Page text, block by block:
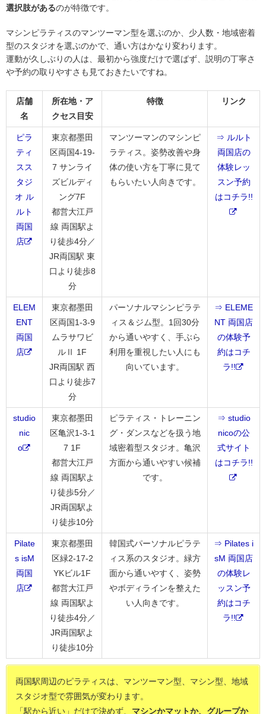
選択肢があるのが特徴です。
マシンピラティスのマンツーマン型を選ぶのか、少人数・地域密着
型のスタジオを選ぶのかで、通い方はかなり変わります。
運動が久しぶりの人は、最初から強度だけで選ばず、説明の丁寧さ
や予約の取りやすさも見ておきたいですね。
店舗
名
所在地・ア
クセス目安
特徴 リンク
ピラ
ティ
スス
タジ
オ ル
ルト
両国
店
東京都墨田
区両国4-19-
7 サンライ
ズビルディ
ング7F
都営大江戸
線 両国駅よ
り徒歩4分／
JR両国駅 東
口より徒歩8
分
マンツーマンのマシンピ
ラティス。姿勢改善や身
体の使い方を丁寧に見て
もらいたい人向きです。
⇒ ルルト
両国店の
体験レッ
スン予約
はコチラ!!
ELEM
ENT
両国
店
東京都墨田
区両国1-3-9
ムラサワビ
ルⅡ 1F
JR両国駅 西
口より徒歩7
分
パーソナルマシンピラテ
ィス＆ジム型。1回30分
から通いやすく、手ぶら
利用を重視したい人にも
向いています。
⇒ ELEME
NT 両国店
の体験予
約はコチ
ラ!!
studio
nic
o
東京都墨田
区亀沢1-3-1
7 1F
都営大江戸
線 両国駅よ
り徒歩5分／
JR両国駅よ
り徒歩10分
ピラティス・トレーニン
グ・ダンスなどを扱う地
域密着型スタジオ。亀沢
方面から通いやすい候補
です。
⇒ studio
nicoの公
式サイト
はコチラ!!
Pilate
s isM
両国
店
東京都墨田
区緑2-17-2
YKビル1F
都営大江戸
線 両国駅よ
り徒歩4分／
JR両国駅よ
り徒歩10分
韓国式パーソナルピラテ
ィス系のスタジオ。緑方
面から通いやすく、姿勢
やボディラインを整えた
い人向きです。
⇒ Pilates i
sM 両国店
の体験レ
ッスン予
約はコチ
ラ!!
両国駅周辺のピラティスは、マンツーマン型、マシン型、地域
スタジオ型で雰囲気が変わります。
「駅から近い」だけで決めず、 マシンかマットか、グループか